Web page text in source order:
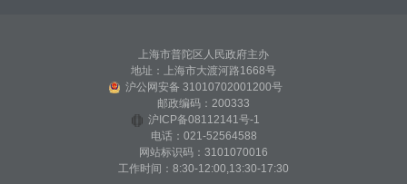
上海市普陀区人民政府主办
地址：上海市大渡河路1668号
沪公网安备 31010702001200号
邮政编码：200333
沪ICP备08112141号-1
电话：021-52564588
网站标识码：3101070016
工作时间：8:30-12:00,13:30-17:30